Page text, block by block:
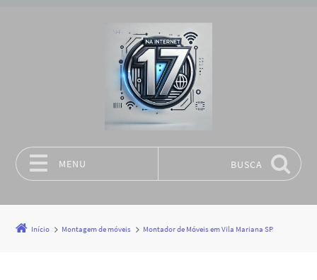
MENU BUSCA
Início Montagem de móveis Montador de Móveis em Vila Mariana SP